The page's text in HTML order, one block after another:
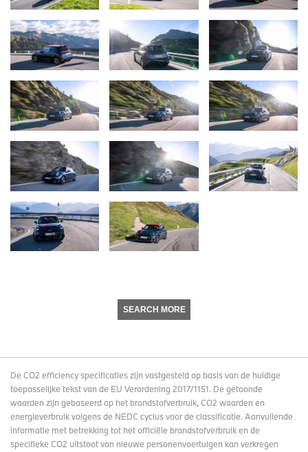
SEARCH MORE
De CO2 efficiency specificaties zijn vastgesteld op basis van de huidige
toepasselijke tekst van de EU Verordening 2017/1151. De getoonde
waarden zijn gebaseerd op het brandstofverbruik, CO2 waarden en
energieverbruik volgens de NEDC cyclus voor de classificatie. Aanvullende
informatie met betrekking tot het officiële brandstofverbruik en de
specifieke CO2 uitstoot van nieuwe personenvoertuigen kan verkregen